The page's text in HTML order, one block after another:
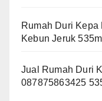
Rumah Duri
Kebun Jeruk 535m
Jual Rumah Duri
087875863425